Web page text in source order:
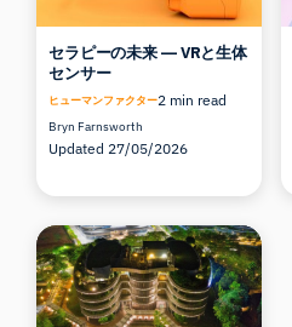
セラピーの未来 ― VRと生体
センサー
ヒューマンファクター2 min read
Bryn Farnsworth
Updated 27/05/2026